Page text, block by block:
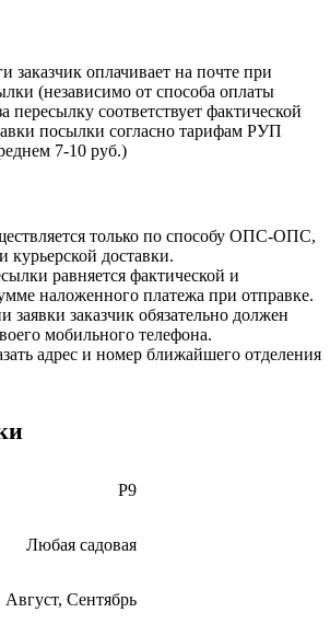
заказчик оплачивает на почте при
(независимо от способа оплаты
пересылку соответствует фактической
посылки согласно тарифам РУП
7-10 руб.)
только по способу ОПС-ОПС,
курьерской доставки.
равняется фактической и
наложенного платежа при отправке.
заказчик обязательно должен
мобильного телефона.
адрес и номер ближайшего отделения
Р9
Любая садовая
Август, Сентябрь